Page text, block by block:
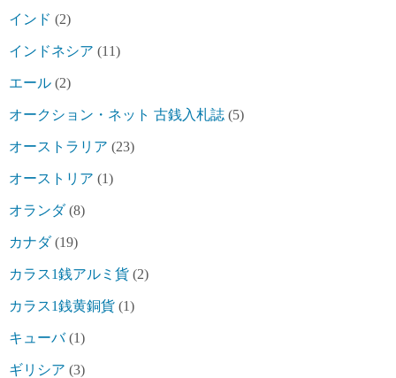
インド (2)
インドネシア (11)
エール (2)
オークション・ネット 古銭入札誌 (5)
オーストラリア (23)
オーストリア (1)
オランダ(8)
カナダ(19)
カラス1銭アルミ貨 (2)
カラス1銭黄銅貨 (1)
キューバ(1)
ギリシア (3)